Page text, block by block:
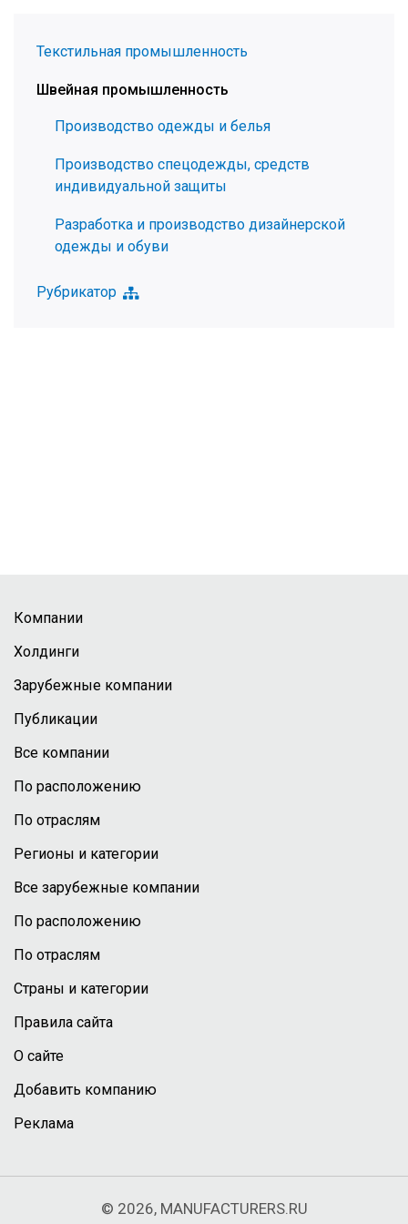
Текстильная промышленность
Швейная промышленность
Производство одежды и белья
Производство спецодежды, средств
индивидуальной защиты
Разработка и производство дизайнерской
одежды и обуви
Рубрикатор
Компании
Холдинги
Зарубежные компании
Публикации
Все компании
По расположению
По отраслям
Регионы и категории
Все зарубежные компании
По расположению
По отраслям
Страны и категории
Правила сайта
О сайте
Добавить компанию
Реклама
© 2026, MANUFACTURERS.RU